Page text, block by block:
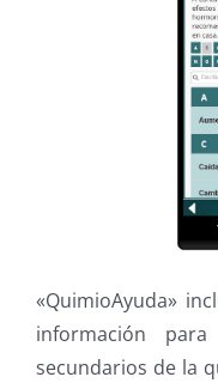
«QuimioAyuda»
información
secundarios de la